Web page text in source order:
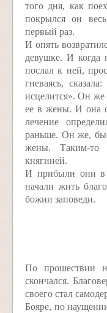
того дня, как
покрылся он
первый раз.
И опять
девушке. И
послал к ней,
гневаясь,
исцелится». Он же
ее в жены. И она
лечение
раньше. Он же,
жены. Таким-то
княгиней.
И прибыли они в
начали жить
божии заповеди.
По прошествии
скончался.
своего стал
Бояре, по